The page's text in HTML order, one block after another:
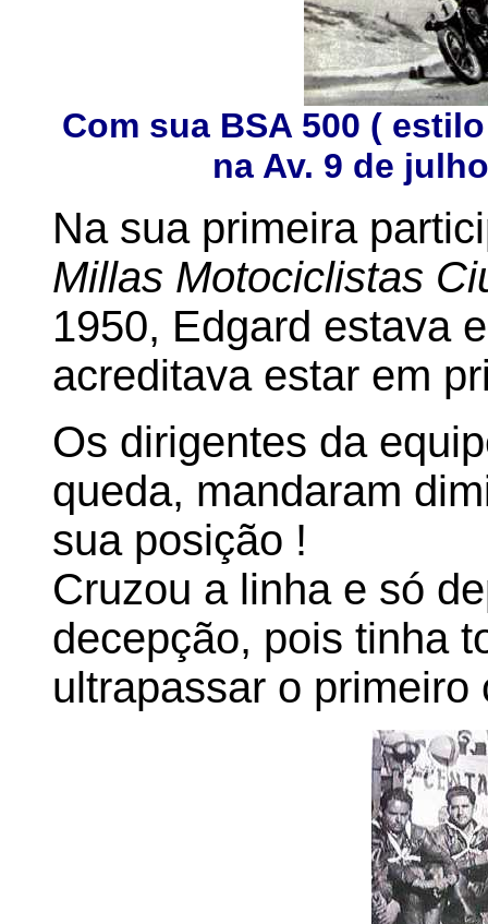
Com sua BSA 500 (
na Av. 9 de
Na sua primeira
Millas Motociclistas
1950, Edgard estava
acreditava estar em
Os dirigentes da
queda, mandaram
sua posição !
Cruzou a linha e só
decepção, pois tinha
ultrapassar o primeiro